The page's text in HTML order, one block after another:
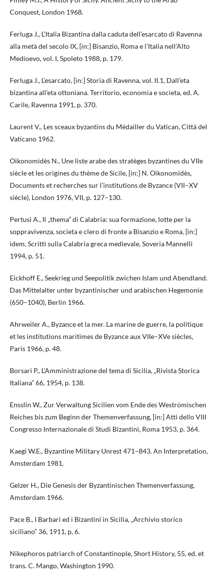
Conquest, London 1968.
Ferluga J., L’Italia Bizantina dalla caduta dell’esarcato di Ravenna
alla metà del secolo IX, [in:] Bisanzio, Roma e l’Italia nell’Alto
Medioevo, vol. I, Spoleto 1988, p. 179.
Ferluga J., L’esarcato, [in:] Storia di Ravenna, vol. II.1, Dall’eta
bizantina all’eta ottoniana. Territorio, economia e societa, ed. A.
Carile, Ravenna 1991, p. 370.
Laurent V., Les sceaux byzantins du Médailler du Vatican, Cittá del
Vaticano 1962.
Oikonomidès N., Une liste arabe des stratèges byzantines du VIIe
siècle et les origines du thème de Sicile, [in:] N. Oikonomidès,
Documents et recherches sur l’institutions de Byzance (VII–XV
siècle), London 1976, VII, p. 127–130.
Pertusi A., Il „thema” di Calabria: sua formazione, lotte per la
soppravivenza, societa e clero di fronte a Bisanzio e Roma, [in:]
idem, Scritti sulla Calabria greca medievale, Soveria Mannelli
1994, p. 51.
Eickhoff E., Seekrieg und Seepolitik zwichen Islam und Abendland.
Das Mittelalter unter byzantinischer und arabischen Hegemonie
(650–1040), Berlin 1966.
Ahrweiler A., Byzance et la mer. La marine de guerre, la politique
et les institutions maritimes de Byzance aux VIIe–XVe siècles,
Paris 1966, p. 48.
Borsari P., L’Amministrazione del tema di Sicilia, „Rivista Storica
Italiana” 66, 1954, p. 138.
Ensslin W., Zur Verwaltung Sicilien vom Ende des Weströmischen
Reiches bis zum Beginn der Themenverfassung, [in:] Atti dello VIII
Congresso Internazionale di Studi Bizantini, Roma 1953, p. 364.
Kaegi W.E., Byzantine Military Unrest 471–843. An Interpretation,
Amsterdam 1981.
Gelzer H., Die Genesis der Byzantinischen Themenverfassung,
Amsterdam 1966.
Pace B., I Barbari ed i Bizantini in Sicilia, „Archivio storico
siciliano” 36, 1911, p. 6.
Nikephoros patriarch of Constantinople, Short History, 55, ed. et
trans. C. Mango, Washington 1990.